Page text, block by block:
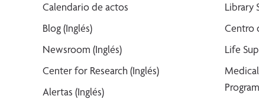
Calendario de actos
Blog (Inglés)
Newsroom (Inglés)
Center for Research (Inglés)
Alertas (Inglés)
Library
Centro
Life